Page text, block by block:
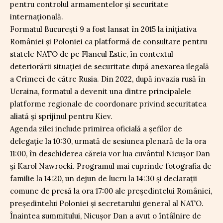
pentru controlul armamentelor și securitate
internațională.
Formatul București 9 a fost lansat în 2015 la inițiativa
României și Poloniei ca platformă de consultare pentru
statele NATO de pe Flancul Estic, în contextul
deteriorării situației de securitate după anexarea ilegală
a Crimeei de către Rusia. Din 2022, după invazia rusă în
Ucraina, formatul a devenit una dintre principalele
platforme regionale de coordonare privind securitatea
aliată și sprijinul pentru Kiev.
Agenda zilei include primirea oficială a șefilor de
delegație la 10:30, urmată de sesiunea plenară de la ora
11:00, în deschiderea căreia vor lua cuvântul Nicușor Dan
și Karol Nawrocki. Programul mai cuprinde fotografia de
familie la 14:20, un dejun de lucru la 14:30 și declarații
comune de presă la ora 17:00 ale președintelui României,
președintelui Poloniei și secretarului general al NATO.
Înaintea summitului, Nicușor Dan a avut o întâlnire de